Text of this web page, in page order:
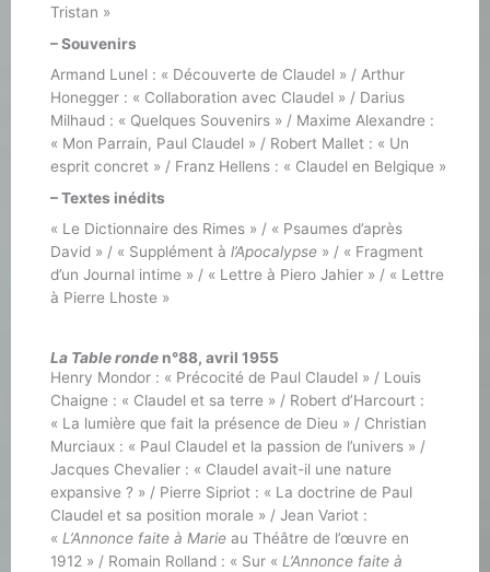
Tristan »
– Souvenirs
Armand Lunel : « Découverte de Claudel » / Arthur
Honegger : « Collaboration avec Claudel » / Darius
Milhaud : « Quelques Souvenirs » / Maxime Alexandre :
« Mon Parrain, Paul Claudel » / Robert Mallet : « Un
esprit concret » / Franz Hellens : « Claudel en Belgique »
– Textes inédits
« Le Dictionnaire des Rimes » / « Psaumes d’après
David » / « Supplément à l’Apocalypse » / « Fragment
d’un Journal intime » / « Lettre à Piero Jahier » / « Lettre
à Pierre Lhoste »
La Table ronde n°88, avril 1955
Henry Mondor : « Précocité de Paul Claudel » / Louis
Chaigne : « Claudel et sa terre » / Robert d’Harcourt :
« La lumière que fait la présence de Dieu » / Christian
Murciaux : « Paul Claudel et la passion de l’univers » /
Jacques Chevalier : « Claudel avait-il une nature
expansive ? » / Pierre Sipriot : « La doctrine de Paul
Claudel et sa position morale » / Jean Variot :
« L’Annonce faite à Marie au Théâtre de l’œuvre en
1912 » / Romain Rolland : « Sur « L’Annonce faite à